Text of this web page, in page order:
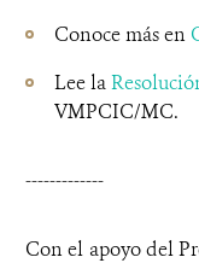
Conoce más en
Lee la
VMPCIC/MC.
-------------
Con el apoyo del